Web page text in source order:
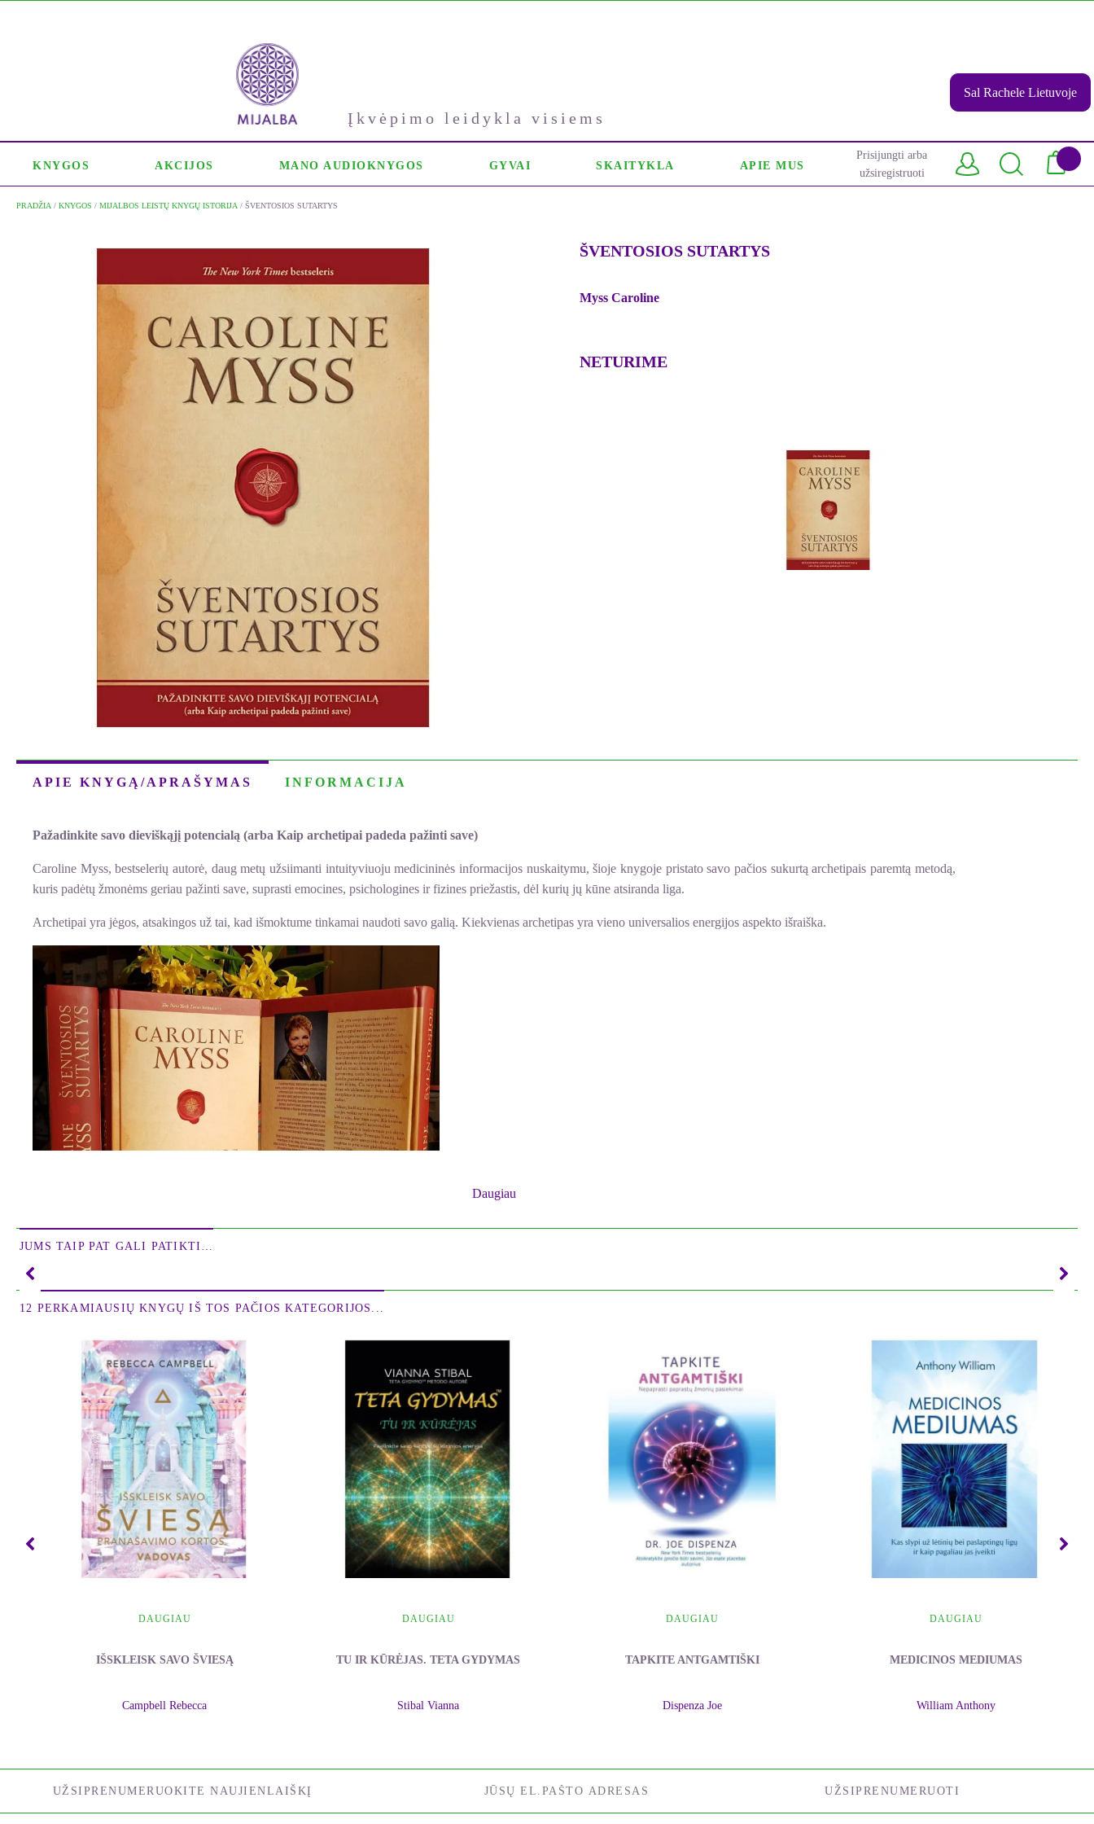
Įkvėpimo leidykla visiems
Sal Rachele Lietuvoje
KNYGOS AKCIJOS MANO AUDIOKNYGOS GYVAI SKAITYKLA APIE MUS
Prisijungti arba
užsiregistruoti
PRADŽIA / KNYGOS / MIJALBOS LEISTŲ KNYGŲ ISTORIJA / ŠVENTOSIOS SUTARTYS
ŠVENTOSIOS SUTARTYS
Myss Caroline
NETURIME
APIE KNYGĄ/APRAŠYMAS INFORMACIJA
Pažadinkite savo dieviškąjį potencialą (arba Kaip archetipai padeda pažinti save)
Caroline Myss, bestselerių autorė, daug metų užsiimanti intuityviuoju medicininės informacijos nuskaitymu, šioje knygoje pristato savo pačios sukurtą archetipais paremtą metodą,
kuris padėtų žmonėms geriau pažinti save, suprasti emocines, psichologines ir fizines priežastis, dėl kurių jų kūne atsiranda liga.
Archetipai yra jėgos, atsakingos už tai, kad išmoktume tinkamai naudoti savo galią. Kiekvienas archetipas yra vieno universalios energijos aspekto išraiška.
finansais, galios panaudojimu, žmogiškuoju teisingumu prieš dieviškąjį teisingumą, ligomis, šeima, seksualumu, kūryba, santykiais, mirtimi ir kitomis gyvenimo sritimis. Taip pat
gilinsitės į tai, kaip archetipinės energijos veikia dvylika sričių, kurios apima visus pagrindinius žmogaus gyvenimo aspektus. Archetipinės įžvalgos padės jums suvokti savo
gyvenimo misiją, dvasiškai augti ir išmokti atskleisti savo dieviškąjį potencialą.
„Tai yra savęs pažinimo vadovas, kurį parašiau, norėdama padėti jums atpažinti savo asmeninius archetipinius palydovus ir dirbti su jais, kad galėtumėte sužinoti savo gyvenimo
misiją ir Šventąją Sutartį. Ši knyga padės atskleisti daug paslapčių, nes išmoksite kitaip pažvelgti į santykius su žmonėmis ir suprasite, kad su visais, kurie atėjo į jūsų gyvenimą,
turite Sutartį, nusakančią, kokias pamokas privalote išmokti vieni iš kitų. Čia taip pat mokysitės dvasinės alchemijos – kaip sunkius santykius ir emocijas paversti dvasiniu auksu.“
„Mūsų žodžiai, mintys, darbai ir vizijos veikia ne tik mūsų sveikatą, bet ir visa, kas mus supa. Kiekvienas žmogus yra svarbi universalios Dvasios dalis ir kiekvienam yra skirta
išpildyti Žemėje Šventąją Sutartį, kuri prisideda prie asmeninio dvasinio augimo ir prie visos globalios sielos evoliucijos.“
Daugiau
JUMS TAIP PAT GALI PATIKTI…
12 PERKAMIAUSIŲ KNYGŲ IŠ TOS PAČIOS KATEGORIJOS...
DAUGIAU
IŠSKLEISK SAVO ŠVIESĄ
Campbell Rebecca
DAUGIAU
TU IR KŪRĖJAS. TETA GYDYMAS
Stibal Vianna
DAUGIAU
TAPKITE ANTGAMTIŠKI
Dispenza Joe
DAUGIAU
MEDICINOS MEDIUMAS
William Anthony
UŽSIPRENUMERUOKITE NAUJIENLAIŠKĮ UŽSIPRENUMERUOTI